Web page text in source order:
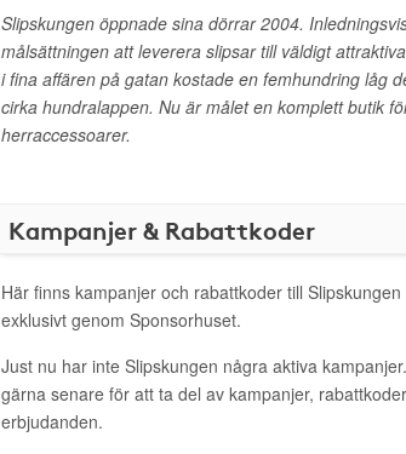
Slipskungen öppnade sina dörrar 2004.
målsättningen att leverera slipsar till väldigt
i fina affären på gatan kostade en femhundring låg
cirka hundralappen. Nu är målet en komplett butik
herraccessoarer.
Kampanjer & Rabattkoder
Här finns kampanjer och rabattkoder till
exklusivt genom Sponsorhuset.
Just nu har inte Slipskungen några aktiva
gärna senare för att ta del av kampanjer,
erbjudanden.